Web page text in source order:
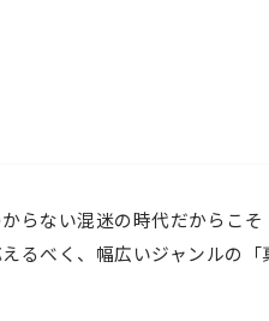
らない混迷の時代だからこ
るべく、幅広いジャンルの